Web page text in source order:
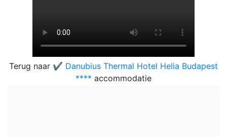
Terug naar ✔️ Danubius Thermal Hotel Helia Budapest
**** accommodatie